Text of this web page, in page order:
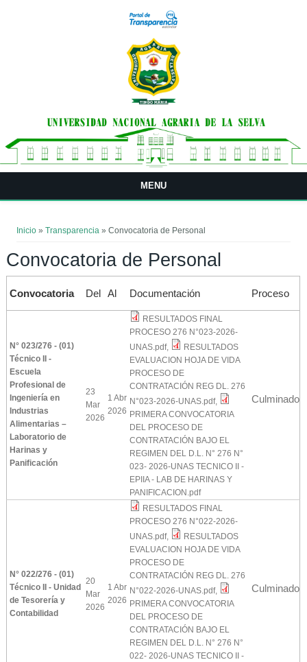
MENU
Inicio »Transparencia » Convocatoria de Personal
Convocatoria de Personal
Convocatoria Del Al Documentación Proceso
N° 023/276 - (01)
Técnico II -
Escuela
Profesional de
Ingeniería en
Industrias
Alimentarias –
Laboratorio de
Harinas y
Panificación
23
Mar
2026
1 Abr
2026
RESULTADOS FINAL
PROCESO 276 N°023-2026-
UNAS.pdf,
RESULTADOS
EVALUACION HOJA DE VIDA
PROCESO DE
CONTRATACIÓN REG DL. 276
N°023-2026-UNAS.pdf,
PRIMERA CONVOCATORIA
DEL PROCESO DE
CONTRATACIÓN BAJO EL
REGIMEN DEL D.L. N° 276 N°
023- 2026-UNAS TECNICO II -
EPIIA - LAB DE HARINAS Y
PANIFICACION.pdf
Culminado
N° 022/276 - (01)
Técnico II - Unidad
de Tesorería y
Contabilidad
20
Mar
2026
1 Abr
2026
RESULTADOS FINAL
PROCESO 276 N°022-2026-
UNAS.pdf,
RESULTADOS
EVALUACION HOJA DE VIDA
PROCESO DE
CONTRATACIÓN REG DL. 276
N°022-2026-UNAS.pdf,
PRIMERA CONVOCATORIA
DEL PROCESO DE
CONTRATACIÓN BAJO EL
REGIMEN DEL D.L. N° 276 N°
022- 2026-UNAS TECNICO II -
Culminado